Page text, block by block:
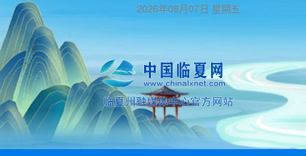
2026年08月07日 星期五